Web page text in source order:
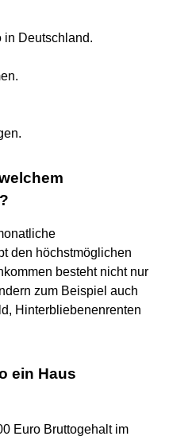
in Deutschland.
den höchstmöglichen
besteht nicht nur
zum Beispiel auch
Hinterbliebenenrenten
ein Haus
Euro Bruttogehalt im